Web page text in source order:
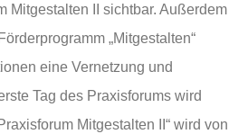
Mitgestalten II sichtbar. Außerdem
„Mitgestalten“
eine Vernetzung und
Tag des Praxisforums wird
Mitgestalten II“ wird von